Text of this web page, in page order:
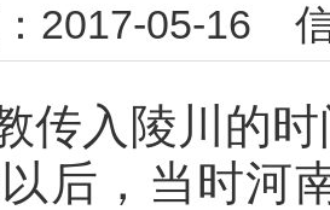
2017-05-16 信
传入陵川的
后，当时河